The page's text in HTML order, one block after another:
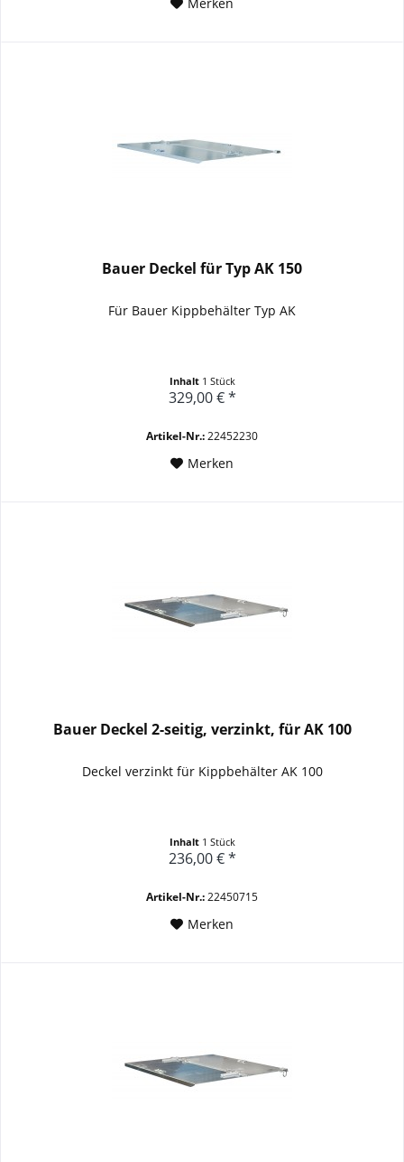
Merken
Bauer Deckel für Typ AK 150
Für Bauer Kippbehälter Typ AK
Inhalt 1 Stück
329,00 € *
Artikel-Nr.:22452230
Merken
Bauer Deckel 2-seitig, verzinkt, für AK 100
Deckel verzinkt für Kippbehälter AK 100
Inhalt 1 Stück
236,00 € *
Artikel-Nr.:22450715
Merken